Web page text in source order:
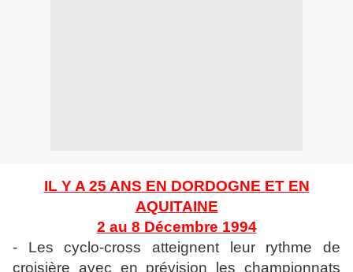
IL Y A 25 ANS EN DORDOGNE ET EN
AQUITAINE
2 au 8 Décembre 1994
- Les cyclo-cross atteignent leur rythme de
croisière avec en prévision les championnats